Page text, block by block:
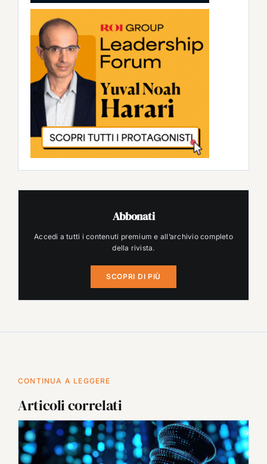
Abbonati
Accedi a tutti i contenuti premium e all’archivio completo
della rivista.
SCOPRI DI PIÙ
CONTINUA A LEGGERE
Articoli correlati